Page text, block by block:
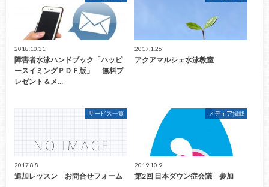
2018.10.31
障害者水泳ハンドブック「ハッピ
ースイミングＰＤＦ版」 無料プ
レゼント＆メ…
2017.1.26
アクアマルシェ水泳教室
サービス一覧
2017.8.8
追加レッスン お問合せフォーム
メディア掲載
2019.10.9
第2回 日本ダウン症会議 参加